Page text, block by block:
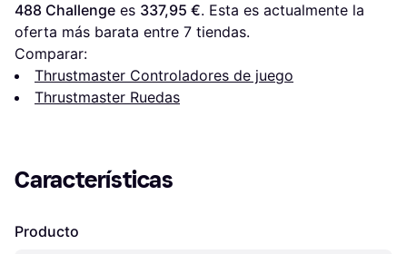
488 Challenge es 337,95 €. Esta es actualmente la
oferta más barata entre 7 tiendas.
Comparar:
Thrustmaster Controladores de juego
Thrustmaster Ruedas
Características
Producto